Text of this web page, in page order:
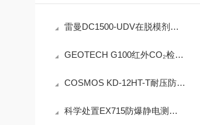
雷曼DC1500-UDV在脱模剂检测中的工程可靠性设计
GEOTECH G100红外CO₂检测仪技术参数
COSMOS KD-12HT-T耐压防爆NMP炉内直插检测设备工程设计指南
科学处置EX715防爆静电测试仪故障可有效保障检测工作正常开展